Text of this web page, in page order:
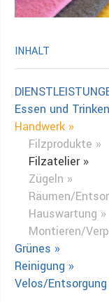
INHALT
Essen und
Handwerk »
Filzprodukte »
Filzatelier »
Zügeln »
Räumen/
Hauswartung »
Montieren/
Grünes »
Reinigung »
Velos/